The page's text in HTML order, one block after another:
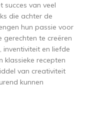
succes van veel
die achter de
hun passie voor
gerechten te creëren
en liefde
klassieke recepten
van creativiteit
kunnen